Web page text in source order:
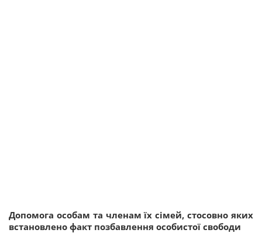
Допомога особам та членам їх сімей, стосовно яких
встановлено факт позбавлення особистої свободи